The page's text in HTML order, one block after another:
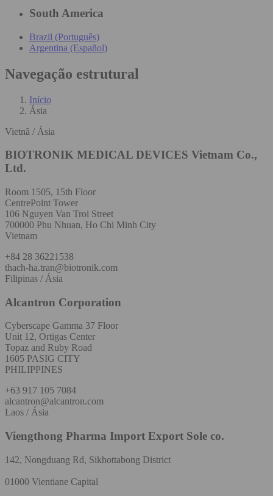
South America
Brazil (Português)
Argentina (Español)
Navegação estrutural
Início
Ásia
Vietnã / Ásia
BIOTRONIK MEDICAL DEVICES Vietnam Co.,
Ltd.
Room 1505, 15th Floor
CentrePoint Tower
106 Nguyen Van Troi Street
700000 Phu Nhuan, Ho Chi Minh City
Vietnam
+84 28 36221538
thach-ha.tran@biotronik.com
Filipinas / Ásia
Alcantron Corporation
Cyberscape Gamma 37 Floor
Unit 12, Ortigas Center
Topaz and Ruby Road
1605 PASIG CITY
PHILIPPINES
+63 917 105 7084
alcantron@alcantron.com
Laos / Ásia
Viengthong Pharma Import Export Sole co.
142, Nongduang Rd, Sikhottabong District
01000 Vientiane Capital